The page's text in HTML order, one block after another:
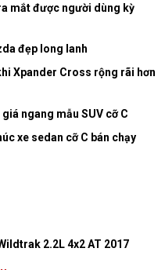
mắt được người dùng kỳ
đẹp long lanh
Xpander Cross rộng rãi hơn
ngang mẫu SUV cỡ C
xe sedan cỡ C bán chạy
2.2L 4x2 AT 2017